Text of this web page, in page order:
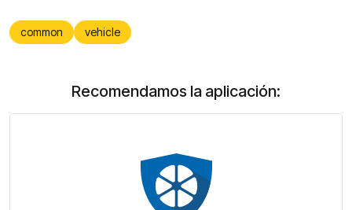
common vehicle
Recomendamos la aplicación: